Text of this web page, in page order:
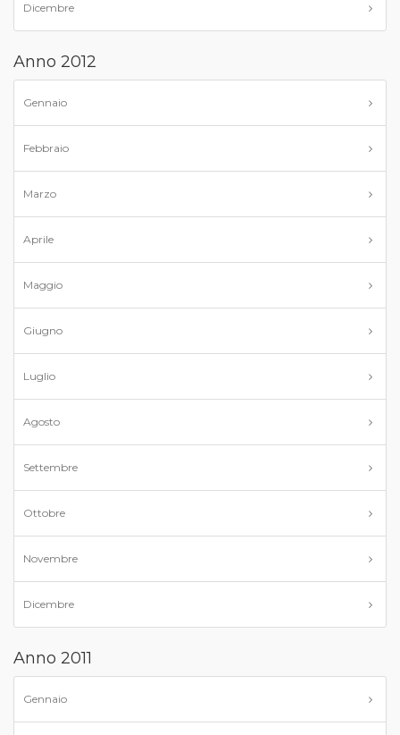
Dicembre
Anno 2012
Gennaio
Febbraio
Marzo
Aprile
Maggio
Giugno
Luglio
Agosto
Settembre
Ottobre
Novembre
Dicembre
Anno 2011
Gennaio